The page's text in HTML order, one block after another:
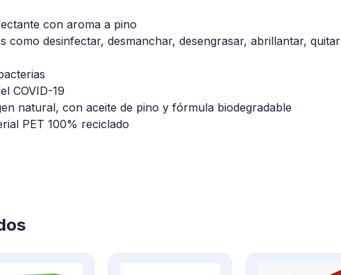
con aroma a pino
como desinfectar, desmanchar, desengrasar, abrillantar, quitar
COVID-19
natural, con aceite de pino y fórmula biodegradable
PET 100% reciclado